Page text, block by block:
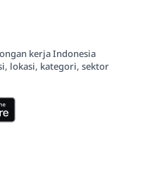
kerja Indonesia
lokasi, kategori, sektor